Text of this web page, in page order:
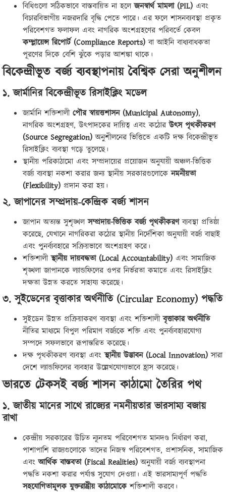
বিধিগুলো সঠিকভাবে বাস্তবায়িত না হলেজনস্বার্থ মামলা (PIL) এবং
বিচারবিভাগীয় নজরদারি বৃদ্ধি পেতে পারে। এর ফলে শাসনব্যবস্থা প্রকৃত
পরিবেশগত ফলাফল এবং নাগরিক অংশগ্রহণের পরিবর্তে কেবল
কম্প্লায়েন্স রিপোর্ট (Compliance Reports) বা আইনি বাধ্যবাধকতা
পূরণের দিকে বেশি ঝুঁকে পড়ার আশঙ্কা থাকে।
বিকেন্দ্রীভূত বর্জ্য ব্যবস্থাপনায় বৈশ্বিক সেরা অনুশীলন
১. জার্মানির বিকেন্দ্রীভূত রিসাইক্লিং মডেল
জার্মানি শক্তিশালী পৌর স্বায়ত্তশাসন (Municipal Autonomy),
নাগরিক অংশগ্রহণ, উৎপাদকের দায়িত্ব এবং কঠোরউৎস পৃথকীকরণ
(Source Segregation) অনুশীলনের ভিত্তিতে একটি দক্ষ বিকেন্দ্রীভূত
রিসাইক্লিং ব্যবস্থা গড়ে তুলেছে।
স্থানীয় পরিকাঠামো এবং সম্প্রদায়ের প্রয়োজন অনুযায়ী অঞ্চল-ভিত্তিক
বর্জ্য ব্যবস্থা নকশা করার জন্য স্থানীয় সরকারগুলোকেনমনীয়তা
(Flexibility) প্রদান করা হয়।
২. জাপানের সম্প্রদায়-কেন্দ্রিক বর্জ্য শাসন
জাপান অত্যন্ত সুশৃঙ্খলসম্প্রদায়-ভিত্তিক বর্জ্য পৃথকীকরণব্যবস্থা প্রতিষ্ঠা
করেছে, যেখানে নাগরিকরা কঠোর স্থানীয় নির্দেশিকা অনুযায়ী বর্জ্য বাছাই
এবং পুনর্ব্যবহারে সক্রিয়ভাবে অংশগ্রহণ করে।
শক্তিশালীস্থানীয় দায়বদ্ধতা (Local Accountability) এবং সামাজিক
শৃঙ্খলা জাপানকে ল্যান্ডফিলের ওপর নির্ভরতা কমাতে এবং রিসাইক্লিং
দক্ষতা উন্নত করতে সাহায্য করেছে।
৩. সুইডেনের বৃত্তাকার অর্থনীতি (Circular Economy) পদ্ধতি
সুইডেন উন্নত প্রক্রিয়াকরণ ব্যবস্থা এবং শক্তিশালীবৃত্তাকার অর্থনীতি
নীতির মাধ্যমে বিপুল পরিমাণ বর্জ্যকে শক্তি এবং পুনর্ব্যবহারযোগ্য
সম্পদে সফলভাবে রূপান্তরিত করেছে।
দক্ষ পৃথকীকরণ ব্যবস্থা এবংস্থানীয় উদ্ভাবন (Local Innovation) সারা
দেশে ল্যান্ডফিলের ব্যবহার উল্লেখযোগ্যভাবে হ্রাস করেছে।
ভারতে টেকসই বর্জ্য শাসন কাঠামো তৈরির পথ
১. জাতীয় মানের সাথে রাজ্যের নমনীয়তার ভারসাম্য বজায়
রাখা
কেন্দ্রীয় সরকারের উচিত ন্যূনতম পরিবেশগত মানদণ্ড নির্ধারণ করা,
পাশাপাশি রাজ্যগুলোকে তাদের নিজস্ব পরিবেশগত, প্রশাসনিক, সামাজিক
এবংআর্থিক বাস্তবতা (Fiscal Realities) অনুযায়ী বর্জ্য ব্যবস্থাপনা
পদ্ধতি নকশা করার পর্যাপ্ত সুযোগ দেওয়া। এই ভারসাম্যপূর্ণ পদ্ধতি
সহযোগিতামূলক যুক্তরাষ্ট্রীয় কাঠামোকেশক্তিশালী করবে।